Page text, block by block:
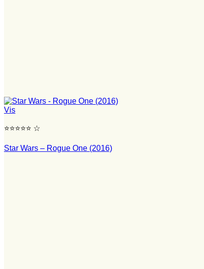
Vis
⭐⭐⭐⭐⭐ ☆
Star Wars – Rogue One (2016)